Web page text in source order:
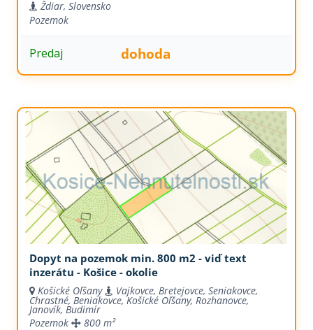
Ždiar, Slovensko
Pozemok
Predaj dohoda
Dopyt na pozemok min. 800 m2 - viď text
inzerátu - Košice - okolie
Košické Oľšany Vajkovce, Bretejovce, Seniakovce,
Chrastné, Beniakovce, Košické Oľšany, Rozhanovce,
Janovík, Budimír
Pozemok
800 m²